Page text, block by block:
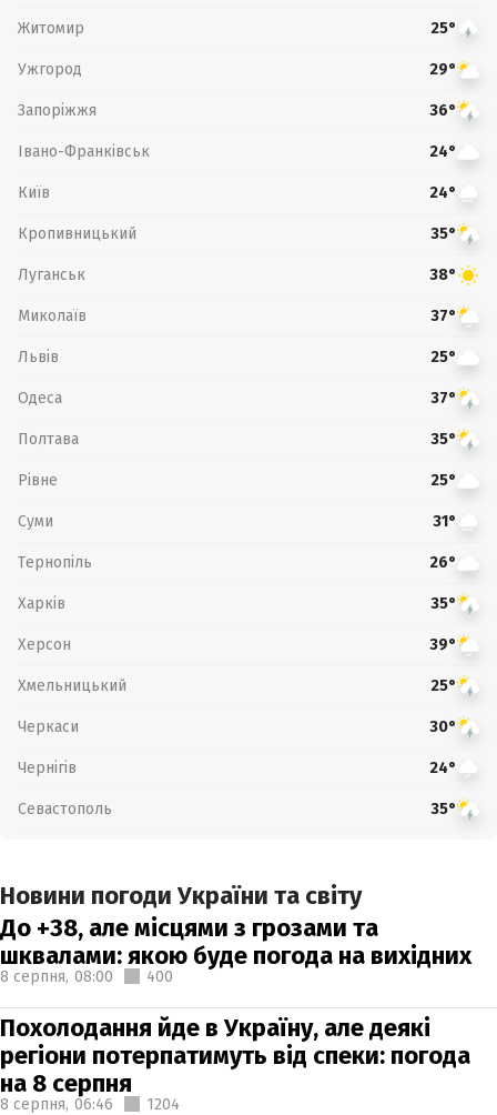
Житомир 25°
Ужгород 29°
Запоріжжя 36°
Івано-Франківськ 24°
Київ 24°
Кропивницький 35°
Луганськ 38°
Миколаїв 37°
Львів 25°
Одеса 37°
Полтава 35°
Рівне 25°
Суми 31°
Тернопіль 26°
Харків 35°
Херсон 39°
Хмельницький 25°
Черкаси 30°
Чернігів 24°
Севастополь 35°
Новини погоди України та світу
До +38, але місцями з грозами та
шквалами: якою буде погода на вихідних
8 серпня, 08:00 400
Похолодання йде в Україну, але деякі
регіони потерпатимуть від спеки: погода
на 8 серпня
8 серпня, 06:46 1204